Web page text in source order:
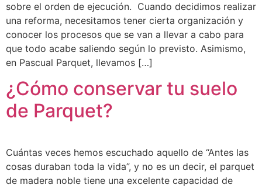
sobre el orden de ejecución. Cuando decidimos realizar
una reforma, necesitamos tener cierta organización y
conocer los procesos que se van a llevar a cabo para
que todo acabe saliendo según lo previsto. Asimismo,
en Pascual Parquet, llevamos […]
¿Cómo conservar tu suelo
de Parquet?
Cuántas veces hemos escuchado aquello de “Antes las
cosas duraban toda la vida”, y no es un decir, el parquet
de madera noble tiene una excelente capacidad de